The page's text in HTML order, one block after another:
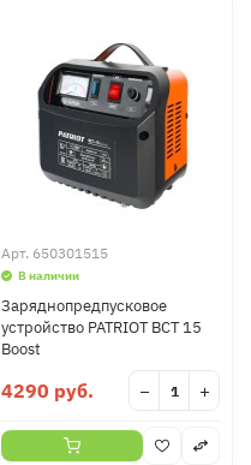
Арт. 650301515
В наличии
Заряднопредпусковое
устройство PATRIOT BCT 15
Boost
4290 руб. − +